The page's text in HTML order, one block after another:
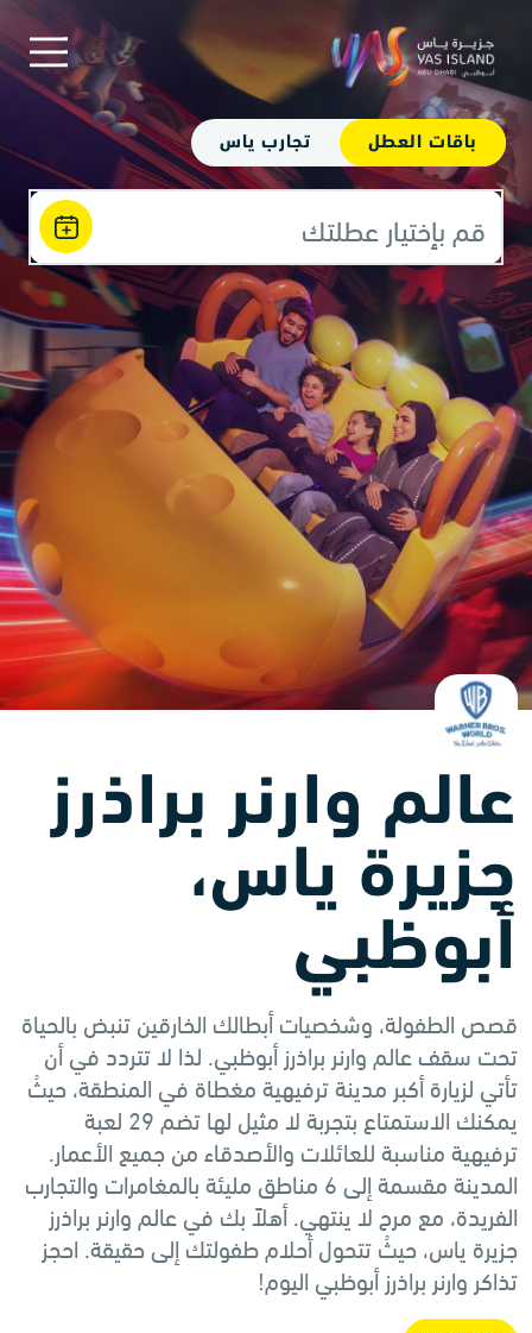
باقات العطل تجارب ياس
قم بإختيار عطلتك
عالم وارنر براذرز
جزيرة ياس،
أبوظبي
قصص الطفولة، وشخصيات أبطالك الخارقين تنبض بالحياة
تحت سقف عالم وارنر براذرز أبوظبي. لذا لا تتردد في أن
تأتي لزيارة أكبر مدينة ترفيهية مغطاة في المنطقة، حيثُ
يمكنك الاستمتاع بتجربة لا مثيل لها تضم 29 لعبة
ترفيهية مناسبة للعائلات والأصدقاء من جميع الأعمار.
المدينة مقسمة إلى 6 مناطق مليئة بالمغامرات والتجارب
الفريدة، مع مرح لا ينتهي. أهلاً بك في عالم وارنر براذرز
جزيرة ياس، حيثُ تتحول أحلام طفولتك إلى حقيقة. احجز
تذاكر وارنر براذرز أبوظبي اليوم!